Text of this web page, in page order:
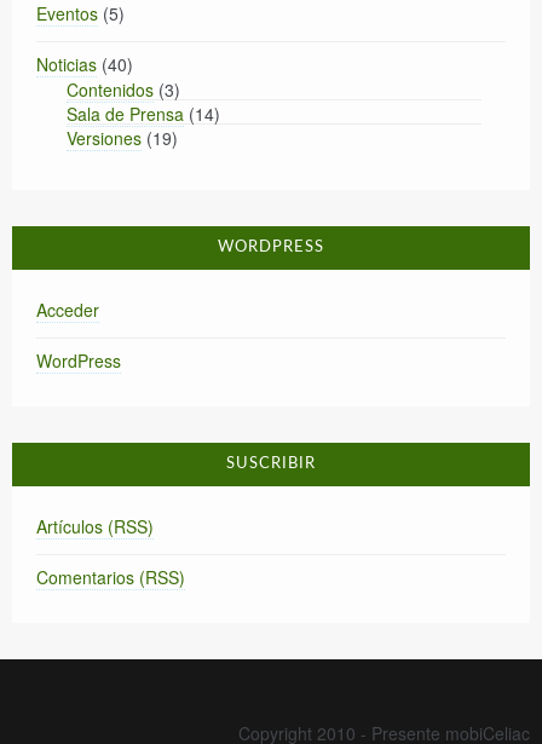
Eventos (5)
Noticias (40)
Contenidos (3)
Sala de Prensa (14)
Versiones (19)
WORDPRESS
Acceder
WordPress
SUSCRIBIR
Artículos (RSS)
Comentarios (RSS)
Copyright 2010 - Presente mobiCeliac